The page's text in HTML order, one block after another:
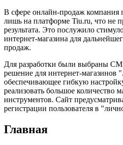
В сфере онлайн-продаж компания
лишь на платформе Tiu.ru, что не
результата. Это послужило
интернет-магазина для
продаж.
Для разработки были выбраны
решение для интернет-
обеспечивающее гибкую
реализовать большое количество
инструментов. Сайт
регистрации пользователя в
Главная